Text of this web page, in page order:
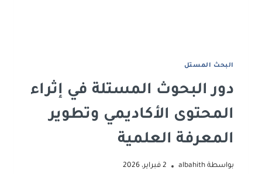
البحث المستل
دور البحوث المستلة في إثراء
المحتوى الأكاديمي وتطوير
المعرفة العلمية
بواسطة albahith 2 فبراير، 2026